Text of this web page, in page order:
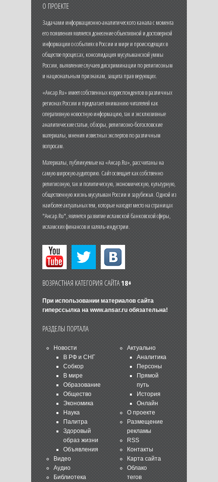
О ПРОЕКТЕ
Задачами информационно-аналитического канала с момента
его появления является донесение объективной и достоверной
информации о событиях в России и мире и происходящих в
обществе процессах, консолидация мусульманской уммы
России, выявление случаев дискриминации по религиозным
и национальным признакам, защита прав верующих.
«Ансар.Ru» имеет собственных корреспондентов в различных
регионах России и предлагает вниманию читателей как
оперативную новостную информацию, так и эксклюзивные
аналитические статьи, обзоры, религиозно-богословские
материалы, мнения известных экспертов по различным
вопросам.
Материалы, публикуемые на «Ансар.Ru», рассчитаны на
самую широкую аудиторию. Сайт освещает как собственно
религиозную, так и политическую, экономическую, культурную,
общественную жизнь мусульман России и зарубежья. Одной из
наиболее актуальных тем, которые находят место на страницах
"Ансар.Ru", является развитие исламской банковской сферы,
исламских финансов и халяль-индустрии.
ВОЗРАСТНАЯ КАТЕГОРИЯ САЙТА18+
При использовании материалов сайта
гиперссылка на www.ansar.ruобязательна!
РАЗДЕЛЫ ПОРТАЛА
Новости
В РФ и СНГ
Собкор
В мире
Образование
Общество
Экономика
Наука
Палитра
Здоровый
образ жизни
Объявления
Видео
Аудио
Библиотека
Актуально
Аналитика
Персоны
Прямой
путь
История
Онлайн
О проекте
Размещение
рекламы
RSS
Контакты
Карта сайта
Облако
тегов